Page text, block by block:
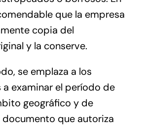
que la empresa
copia del
y la conserve.
se emplaza a los
examinar el período de
geográfico y de
que autoriza